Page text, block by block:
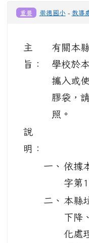
重要 崇德國小 - 教導
主
旨：
有關本
學校於
攜入或
膠袋，
照。
說
明：
一、 依據
字第
二、 本縣
下降
化處